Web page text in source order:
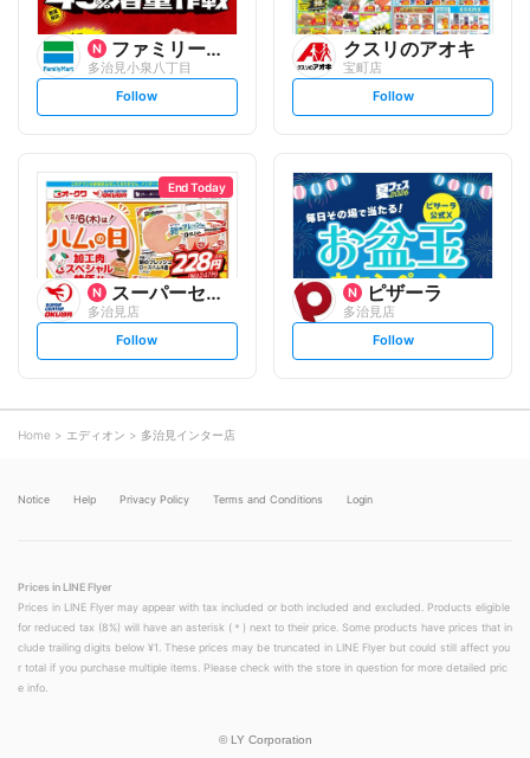
ファミリーマート
多治見小泉八丁目
s
t
o
w
Follow
クスリのアオキ
宝町店
s
t
l
o
w
Follow
End Today
スーパーセンターオークワ
多治見店
s
t
o
w
Follow
ピザーラ
多治見店
s
t
Follow
Home エディオン 多治見インター店
Notice Help Privacy Policy Terms and Conditions Login
Prices in LINE Flyer
Prices in LINE Flyer may appear with tax included or both included and excluded. Products eligible
for reduced tax (8%) will have an asterisk (＊) next to their price. Some products have prices that in
clude trailing digits below ¥1. These prices may be truncated in LINE Flyer but could still affect you
r total if you purchase multiple items. Please check with the store in question for more detailed pric
e info.
© LY Corporation